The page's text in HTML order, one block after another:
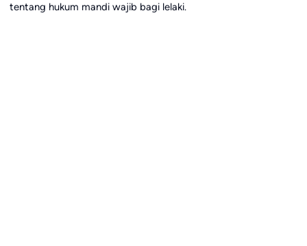
tentang hukum mandi wajib bagi lelaki.